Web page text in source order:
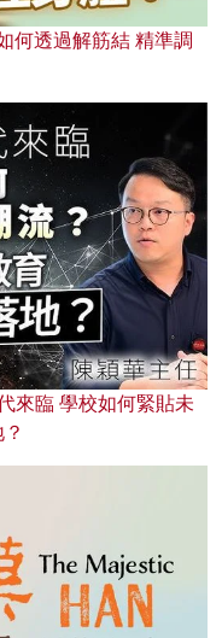
何透過解筋結 精準調
來臨 學校如何緊貼未